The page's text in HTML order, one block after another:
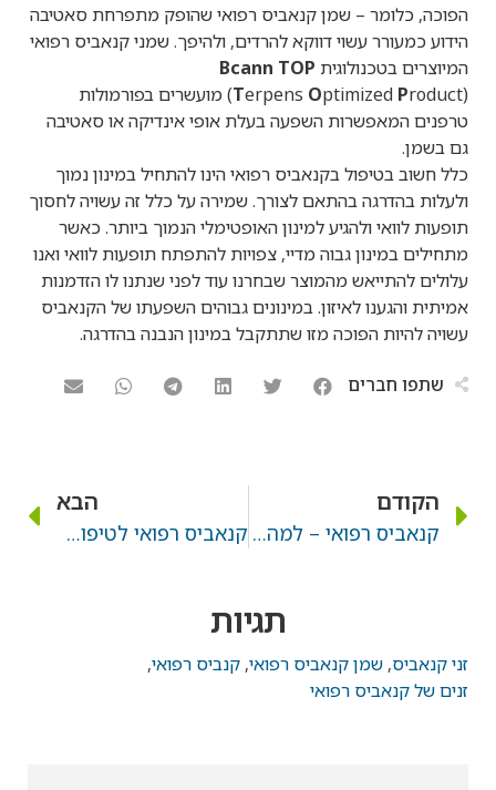
הפוכה, כלומר – שמן קנאביס רפואי שהופק מתפרחת סאטיבה
הידוע כמעורר עשוי דווקא להרדים, ולהיפך. שמני קנאביס רפואי
המיוצרים בטכנולוגית Bcann TOP
(
Terpens Optimized P
roduct) מועשרים בפורמולות
טרפנים המאפשרות השפעה בעלת אופי אינדיקה או סאטיבה
גם בשמן.
כלל חשוב בטיפול בקנאביס רפואי הינו להתחיל במינון נמוך
ולעלות בהדרגה בהתאם לצורך. שמירה על כלל זה עשויה לחסוך
תופעות לוואי ולהגיע למינון האופטימלי הנמוך ביותר. כאשר
מתחילים במינון גבוה מדיי, צפויות להתפתח תופעות לוואי ואנו
עלולים להתייאש מהמוצר שבחרנו עוד לפני שנתנו לו הזדמנות
אמיתית והגענו לאיזון. במינונים גבוהים השפעתו של הקנאביס
עשויה להיות הפוכה מזו שתתקבל במינון הנבנה בהדרגה.
שתפו חברים
הקודם
קנאביס רפואי – למה גרוס?
הבא
קנאביס רפואי לטיפול בפוסט טראומה (PTSD)
תגיות
זני קנאביס, שמן קנאביס רפואי, קנביס רפואי,
זנים של קנאביס רפואי